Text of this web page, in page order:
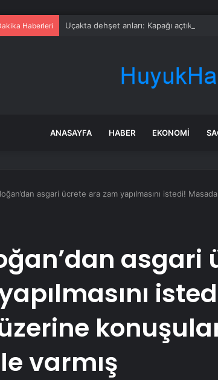
Haberleri Uçakta dehşet anları: Kapağı
ANASAYFA HABER EKONOMI
asgari ücrete ara zam yapılmasını istedi!
asgari
varmış